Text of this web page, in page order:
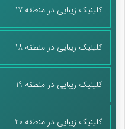
کلینیک زیبایی در منطقه 17
کلینیک زیبایی در منطقه 18
کلینیک زیبایی در منطقه 19
کلینیک زیبایی در منطقه 20